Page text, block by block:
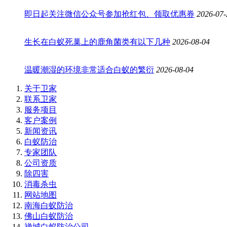
即日起关注微信公众号参加抢红包、领取优惠券 2026-
生长在白蚁死巢上的鹿角菌类有以下几种 2026-08-04
温暖潮湿的环境非常适合白蚁的繁衍 2026-08-04
关于卫家
联系卫家
服务项目
客户案例
新闻资讯
白蚁防治
专家团队
公司资质
除四害
消毒杀虫
网站地图
南海白蚁防治
佛山白蚁防治